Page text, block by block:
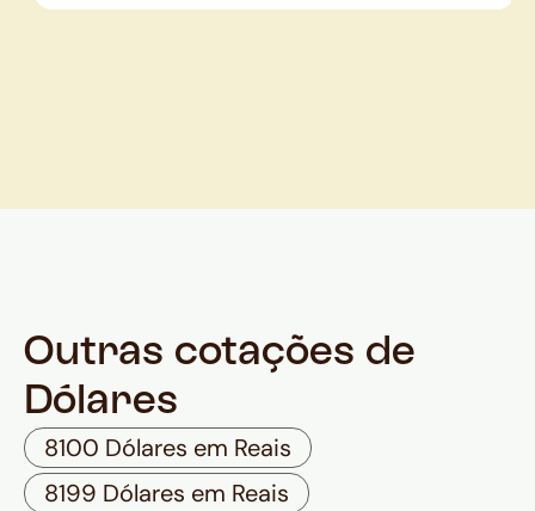
Outras cotações de
Dólares
8100 Dólares em Reais
8199 Dólares em Reais